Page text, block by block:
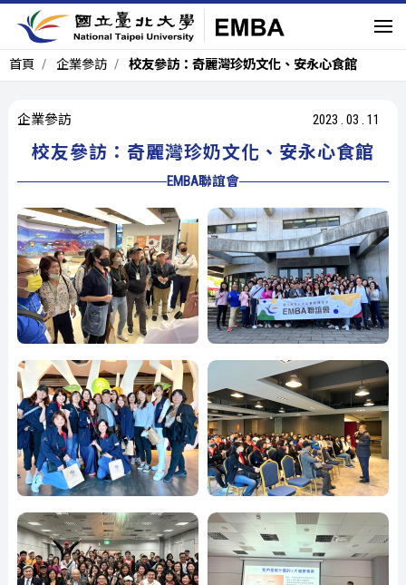
首頁 企業參訪 校友參訪：奇麗灣珍奶文化、安永心食館
企業參訪 2023 .03 .11
校友參訪：奇麗灣珍奶文化、安永心食館
EMBA聯誼會